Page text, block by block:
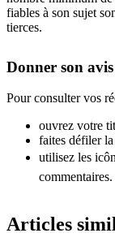
fiables à son sujet
tierces.
Donner son avis
Pour consulter vos
ouvrez votre
faites défiler
utilisez les
commentaires.
Articles